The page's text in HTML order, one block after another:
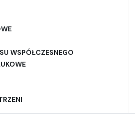
WSPÓŁCZESNEGO